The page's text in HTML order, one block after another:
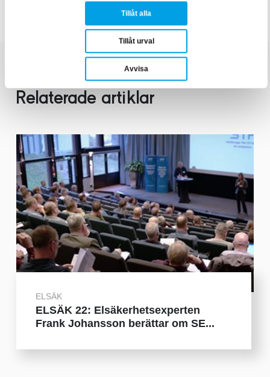
Tillåt alla
Tillåt urval
Avvisa
Elsäkerhet & föreskrifter
Relaterade artiklar
ELSÄK
ELSÄK 22: Elsäkerhetsexperten
Frank Johansson berättar om SE...